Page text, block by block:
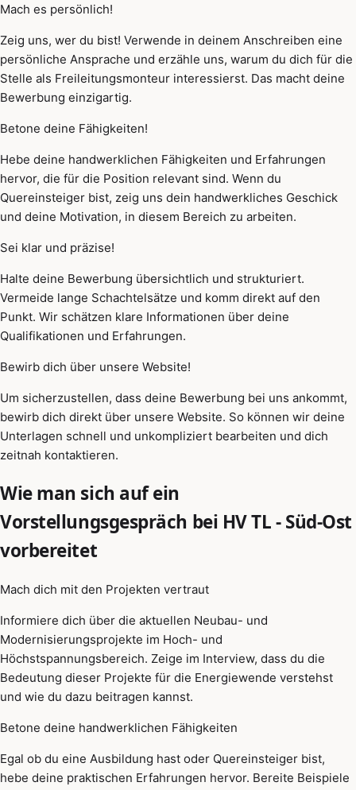
Mach es persönlich!
Zeig uns, wer du bist! Verwende in deinem Anschreiben eine
persönliche Ansprache und erzähle uns, warum du dich für die
Stelle als Freileitungsmonteur interessierst. Das macht deine
Bewerbung einzigartig.
Betone deine Fähigkeiten!
Hebe deine handwerklichen Fähigkeiten und Erfahrungen
hervor, die für die Position relevant sind. Wenn du
Quereinsteiger bist, zeig uns dein handwerkliches Geschick
und deine Motivation, in diesem Bereich zu arbeiten.
Sei klar und präzise!
Halte deine Bewerbung übersichtlich und strukturiert.
Vermeide lange Schachtelsätze und komm direkt auf den
Punkt. Wir schätzen klare Informationen über deine
Qualifikationen und Erfahrungen.
Bewirb dich über unsere Website!
Um sicherzustellen, dass deine Bewerbung bei uns ankommt,
bewirb dich direkt über unsere Website. So können wir deine
Unterlagen schnell und unkompliziert bearbeiten und dich
zeitnah kontaktieren.
Wie man sich auf ein
Vorstellungsgespräch bei HV TL - Süd-Ost
vorbereitet
Mach dich mit den Projekten vertraut
Informiere dich über die aktuellen Neubau- und
Modernisierungsprojekte im Hoch- und
Höchstspannungsbereich. Zeige im Interview, dass du die
Bedeutung dieser Projekte für die Energiewende verstehst
und wie du dazu beitragen kannst.
Betone deine handwerklichen Fähigkeiten
Egal ob du eine Ausbildung hast oder Quereinsteiger bist,
hebe deine praktischen Erfahrungen hervor. Bereite Beispiele